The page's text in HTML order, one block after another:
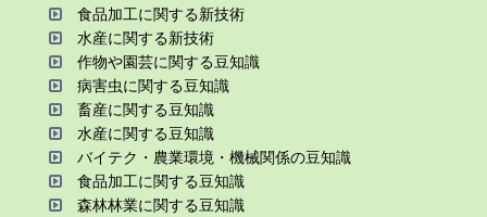
⾷品加⼯に関する新技術
⽔産に関する新技術
作物や園芸に関する⾖知識
病害⾍に関する⾖知識
畜産に関する⾖知識
⽔産に関する⾖知識
バイテク・農業環境・機械関係の⾖知識
⾷品加⼯に関する⾖知識
森林林業に関する⾖知識